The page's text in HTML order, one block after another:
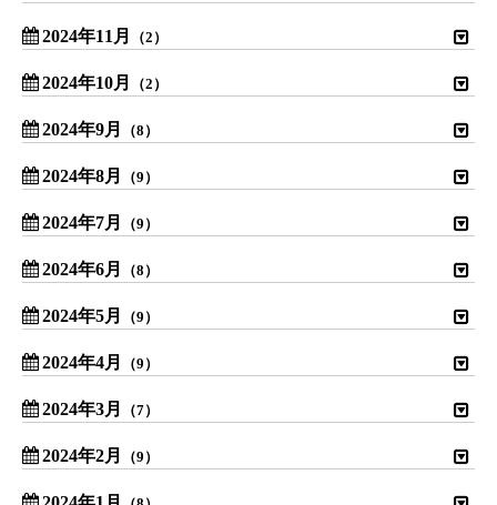
2024年11月 （2）
2024年10月 （2）
2024年9月 （8）
2024年8月 （9）
2024年7月 （9）
2024年6月 （8）
2024年5月 （9）
2024年4月 （9）
2024年3月 （7）
2024年2月 （9）